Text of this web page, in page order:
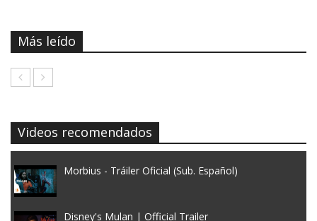
Más leído
Videos recomendados
Morbius - Tráiler Oficial (Sub. Español)
Disney's Mulan | Official Trailer